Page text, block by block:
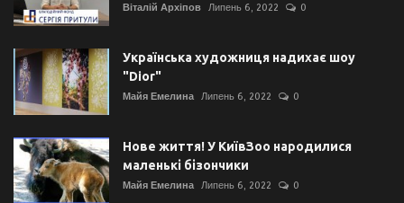
Віталій Архіпов Липень 6, 2022 0
Українська художниця надихає шоу
"Dior"
Майя Емелина Липень 6, 2022 0
Нове життя! У КиївЗоо народилися
маленькі бізончики
Майя Емелина Липень 6, 2022 0